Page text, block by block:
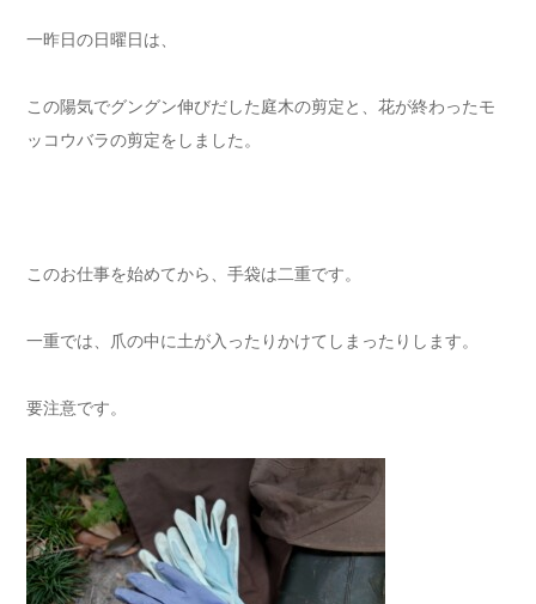
一昨日の日曜日は、
この陽気でグングン伸びだした庭木の剪定と、花が終わったモ
ッコウバラの剪定をしました。
このお仕事を始めてから、手袋は二重です。
一重では、爪の中に土が入ったりかけてしまったりします。
要注意です。